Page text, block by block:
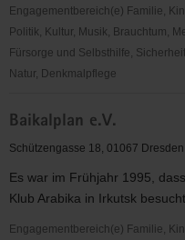
Engagementbereich(e) Familie,
Politik, Kultur, Musik, Brauchtum,
Fürsorge und Selbsthilfe,
Natur, Denkmalpflege
des
Deutschen
(JDAV),
Landesgeschäftsstelle
Sachsen
Baikalplan e.V.
Schützengasse 18, 01067 Dresden
Es war im Frühjahr 1995,
Klub Arabika in Irkutsk
Engagementbereich(e) Familie,